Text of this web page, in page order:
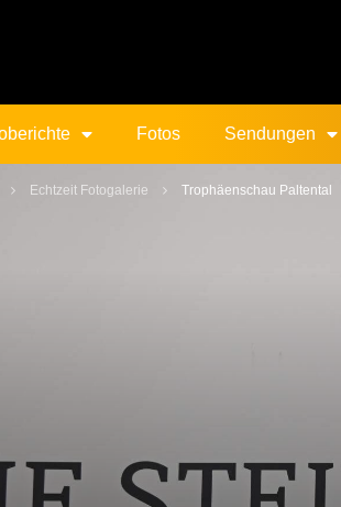
Fotos Sendungen
Echtzeit Fotogalerie Trophäenschau Paltental